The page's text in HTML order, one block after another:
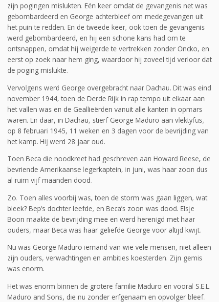
zijn pogingen mislukten. Eén keer omdat de gevangenis net was
gebombardeerd en George achterbleef om medegevangen uit
het puin te redden. En de tweede keer, ook toen de gevangenis
werd gebombardeerd, en hij een schone kans had om te
ontsnappen, omdat hij weigerde te vertrekken zonder Oncko, en
eerst op zoek naar hem ging, waardoor hij zoveel tijd verloor dat
de poging mislukte.
Vervolgens werd George overgebracht naar Dachau. Dit was eind
november 1944, toen de Derde Rijk in rap tempo uit elkaar aan
het vallen was en de Geallieërden vanuit alle kanten in opmars
waren. En daar, in Dachau, stierf George Maduro aan vlektyfus,
op 8 februari 1945, 11 weken en 3 dagen voor de bevrijding van
het kamp. Hij werd 28 jaar oud.
Toen Beca die noodkreet had geschreven aan Howard Reese, de
bevriende Amerikaanse legerkaptein, in juni, was haar zoon dus
al ruim vijf maanden dood.
Zo. Toen alles voorbij was, toen de storm was gaan liggen, wat
bleek? Bep’s dochter leefde, en Beca’s zoon was dood. Elsje
Boon maakte de bevrijding mee en werd herenigd met haar
ouders, maar Beca was haar geliefde George voor altijd kwijt.
Nu was George Maduro iemand van wie vele mensen, niet alleen
zijn ouders, verwachtingen en ambities koesterden. Zijn gemis
was enorm.
Het was enorm binnen de grotere familie Maduro en vooral S.E.L.
Maduro and Sons, die nu zonder erfgenaam en opvolger bleef.